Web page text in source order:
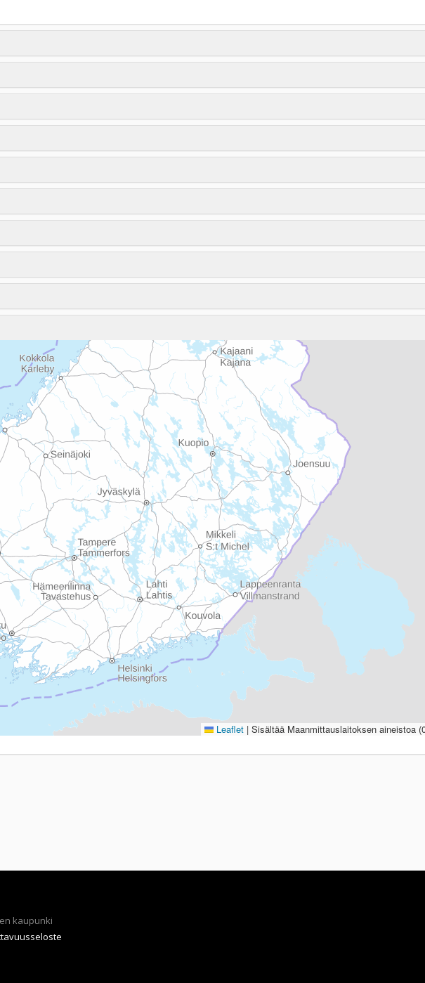
Leaflet | Sisältää Maanmittauslaitoksen aineistoa
kaupunki